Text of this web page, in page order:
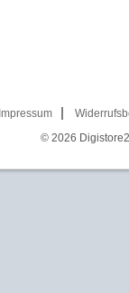
Impressum
© 2026